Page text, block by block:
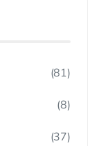
(81)
(8)
(37)